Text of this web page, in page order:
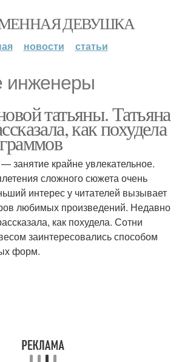
ДЕВУШКА
новости статьи
инженеры
татьяны. Татьяна
как похудела
занятие крайне увлекательное.
сложного сюжета очень
интерес у читателей вызывает
любимых произведений. Недавно
как похудела. Сотни
заинтересовались способом
форм.